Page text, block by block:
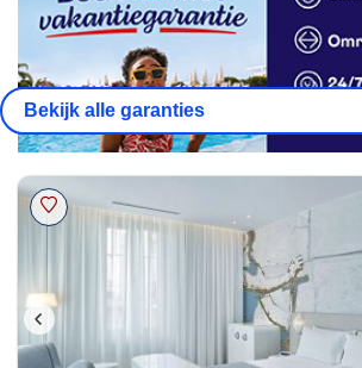
Bekijk alle garanties